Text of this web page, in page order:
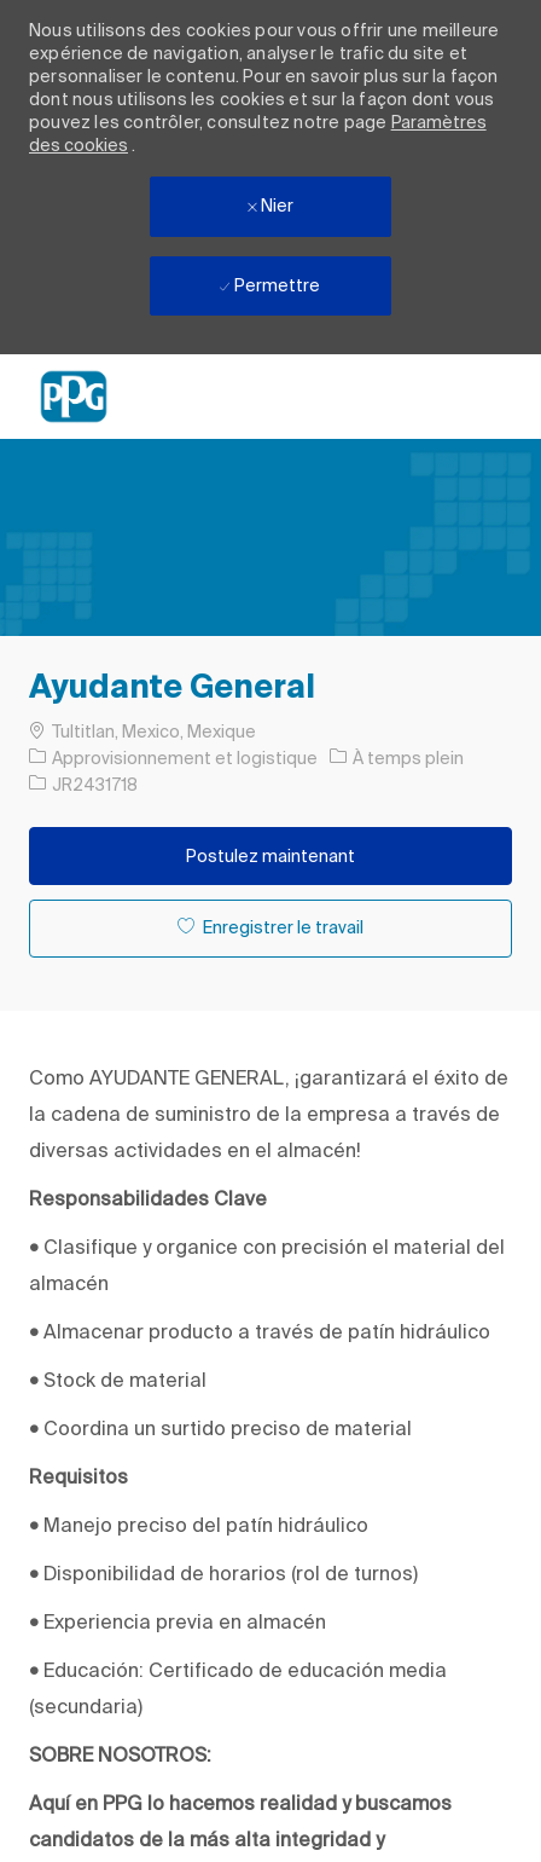
Nous utilisons des cookies pour vous offrir une meilleure
expérience de navigation, analyser le trafic du site et
personnaliser le contenu. Pour en savoir plus sur la façon
dont nous utilisons les cookies et sur la façon dont vous
pouvez les contrôler, consultez notre page Paramètres
des cookies .
Nier
Permettre
Ayudante General
Emplacement
Tultitlan, Mexico, Mexique
Catégorie
Approvisionnement et logistique Type d’emploi
À temps plein
ID de l’emploi
JR2431718
Postulez maintenant
Enregistrer le travail
Como AYUDANTE GENERAL, ¡garantizará el éxito de
la cadena de suministro de la empresa a través de
diversas actividades en el almacén!
Responsabilidades Clave
• Clasifique y organice con precisión el material del
almacén
• Almacenar producto a través de patín hidráulico
• Stock de material
• Coordina un surtido preciso de material
Requisitos
• Manejo preciso del patín hidráulico
• Disponibilidad de horarios (rol de turnos)
• Experiencia previa en almacén
• Educación: Certificado de educación media
(secundaria)
SOBRE NOSOTROS:
Aquí en PPG lo hacemos realidad y buscamos
candidatos de la más alta integridad y